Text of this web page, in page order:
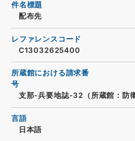
件名標題
配布先
レファレンスコード
C13032625400
所蔵館における請求番
号
支那-兵要地誌-32（所蔵館：防
言語
日本語